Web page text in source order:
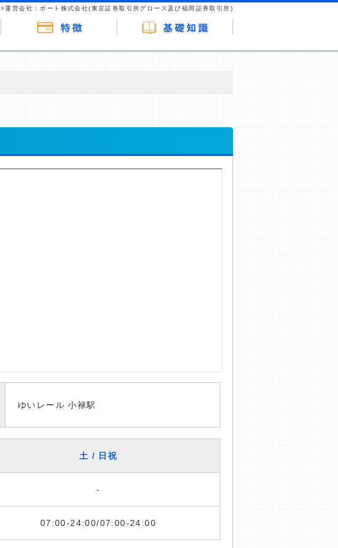
>運営会社：ポート株式会社(東京証券取引所グロース及び福岡証券取引所)
ゆいレール 小禄駅
土 / 日祝
-
07:00-24:00/07:00-24:00